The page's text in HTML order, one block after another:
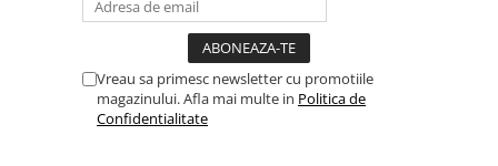
Vreau sa primesc newsletter cu promotiile
magazinului. Afla mai multe in Politica de
Confidentialitate